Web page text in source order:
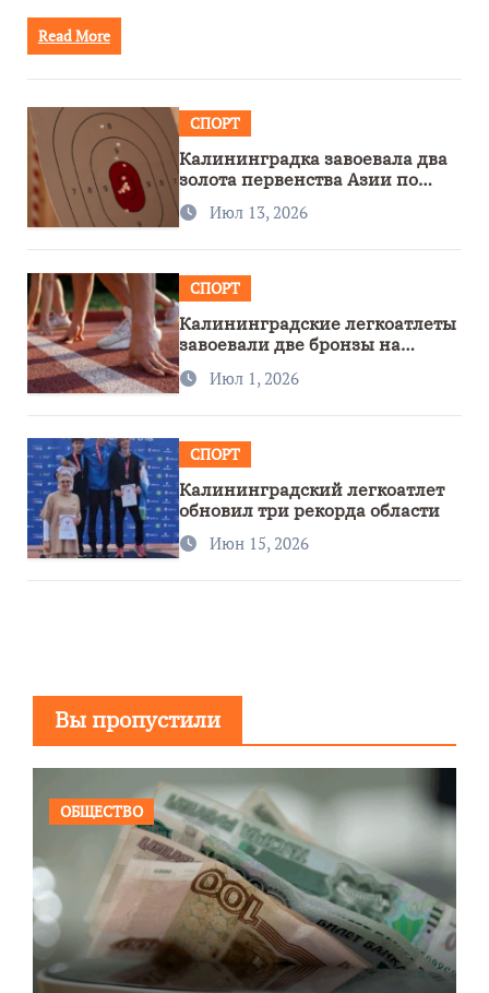
Read More
СПОРТ
Калининградка завоевала два
золота первенства Азии по
метанию ножа
Июл 13, 2026
СПОРТ
Калининградские легкоатлеты
завоевали две бронзы на
первенстве России
Июл 1, 2026
СПОРТ
Калининградский легкоатлет
обновил три рекорда области
Июн 15, 2026
Вы пропустили
ОБЩЕСТВО